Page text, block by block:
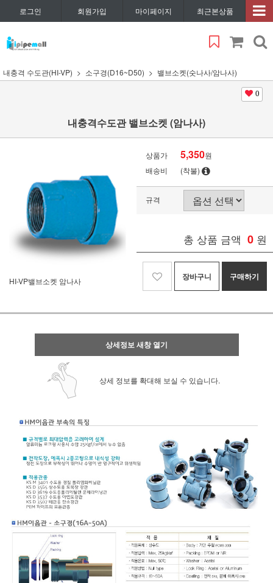
로그인 회원가입 마이페이지 최근본상품
내충격 수도관(HI-VP) 소구경(D16~D50) 밸브소켓(숫나사/암나사)
0
내충격수도관 밸브소켓 (암나사)
HI-VP밸브소켓 암나사
상품가 5,350원
배송비
(착불)
규격
총 상품 금액 0 원
장바구니 구매하기
상세정보 새창 열기
상세 정보를 확대해 보실 수 있습니다.